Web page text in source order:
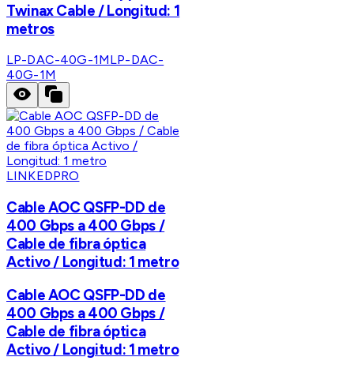
Twinax Cable / Longitud: 1
metros
LP-DAC-40G-1MLP-DAC-
40G-1M
LINKEDPRO
Cable AOC QSFP-DD de
400 Gbps a 400 Gbps /
Cable de fibra óptica
Activo / Longitud: 1 metro
Cable AOC QSFP-DD de
400 Gbps a 400 Gbps /
Cable de fibra óptica
Activo / Longitud: 1 metro